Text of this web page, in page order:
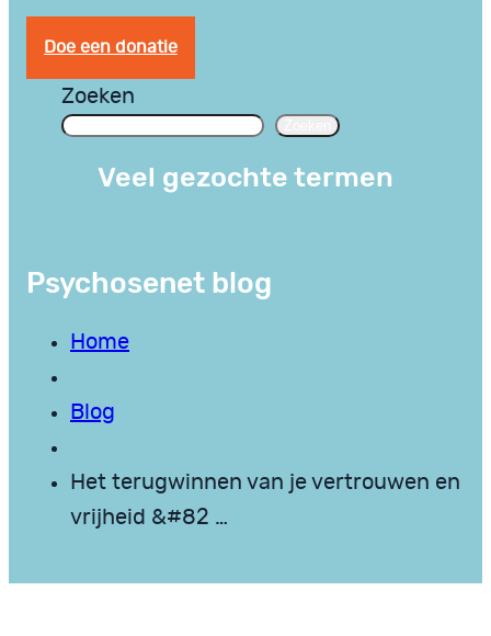
Doe een donatie
Zoeken
Veel gezochte termen
Psychosenet blog
Home
Blog
Het terugwinnen van je vertrouwen en
vrijheid &#82 …